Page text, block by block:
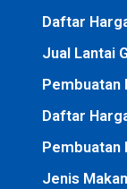
Daftar
Jual Lantai
Pembuatan
Daftar
Pembuatan
Jenis